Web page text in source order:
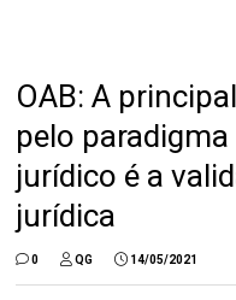
OAB: A
pelo
jurídico é a
jurídica
0 QG 14/05/2021